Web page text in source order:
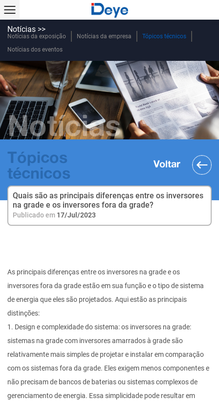
Notícias >>
Notícias da exposição Notícias da empresa
Tópicos técnicos
Notícias dos eventos
Notícias
Tópicos
técnicos
Voltar
Quais são as principais diferenças entre os inversores
na grade e os inversores fora da grade?
Publicado em 17/Jul/2023
As principais diferenças entre os inversores na grade e os
inversores fora da grade estão em sua função e o tipo de sistema
de energia que eles são projetados. Aqui estão as principais
distinções:
1. Design e complexidade do sistema: os inversores na grade:
sistemas na grade com inversores amarrados à grade são
relativamente mais simples de projetar e instalar em comparação
com os sistemas fora da grade. Eles exigem menos componentes e
não precisam de bancos de baterias ou sistemas complexos de
gerenciamento de energia. Essa simplicidade pode resultar em